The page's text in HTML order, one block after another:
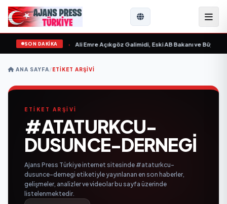
SON DAKİKA
“ yayımlandı Ali Emre Açıkgöz Galimidi, Eski AB Bakanı ve
ANA SAYFA/ETIKET ARŞIVI
ETİKET ARŞİVİ
#ATATURKCU-
DUSUNCE-DERNEGI
Ajans Press Türkiye internet sitesinde #ataturkcu-
dusunce-dernegi etiketiyle yayınlanan en son haberler,
gelişmeler, analizler ve videolar bu sayfa üzerinde
listelenmektedir.